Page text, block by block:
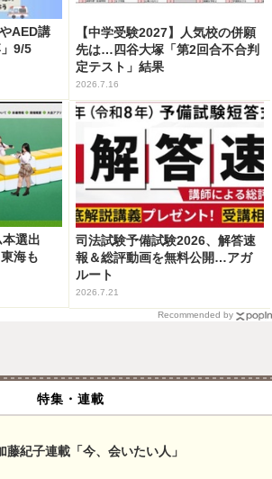
AED講
9/5
【中学受験2027】人気校の併願
先は…四谷大塚「第2回合不合判
定テスト」結果
2026.7.16
選出
海も
司法試験予備試験2026、解答速
報＆総評動画を無料公開…アガ
ルート
2026.7.21
Recommended by
特集・連載
藤紀子連載「今、会いたい人」